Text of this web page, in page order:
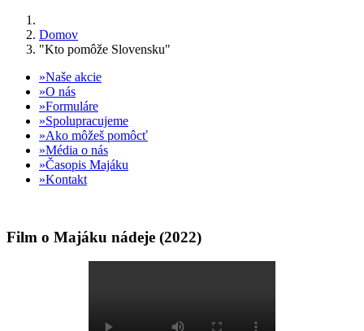
Domov
"Kto pomôže Slovensku"
Naše akcie
O nás
Formuláre
Spolupracujeme
Ako môžeš pomôcť
Média o nás
Časopis Majáku
Kontakt
Film o Majáku nádeje (2022)